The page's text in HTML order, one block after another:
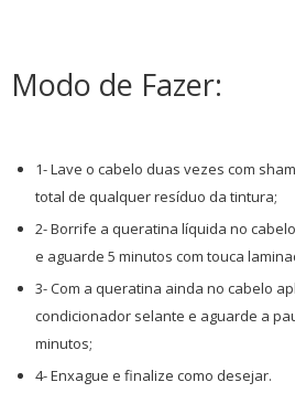
Modo de Fazer:
1- Lave o cabelo duas vezes com
total de qualquer resíduo da tintura;
2- Borrife a queratina líquida no
e aguarde 5 minutos com touca
3- Com a queratina ainda no cabelo
condicionador selante e aguarde a
minutos;
4- Enxague e finalize como desejar.